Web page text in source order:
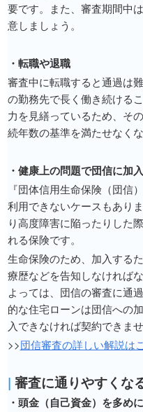
要です。また、審査期間中
意しましょう。
・転職や退職
審査中に転職すると通過は
の勤務先で長く働き続ける
力を見繕っているため、そ
続年数の基準を満たせなく
・健康上の問題で団信に加
『団体信用生命保険（団信
利用できないケースもあり
り高度障害に陥ったりした
れる保険です。
生命保険のため、加入する
療歴などを告知しなければ
よっては、団信の審査に通
的な住宅ローンは団信への
入できなければ契約できませ
>>団信審査の詳しい解説は
| 審査に通りやすくな
・頭金（自己資金）を多め